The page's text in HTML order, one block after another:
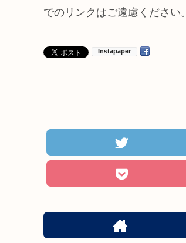
でのリンクはご遠慮ください。